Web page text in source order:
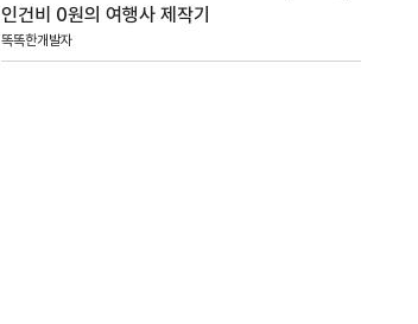
인건비 0원의 여행사 제작기
똑똑한개발자